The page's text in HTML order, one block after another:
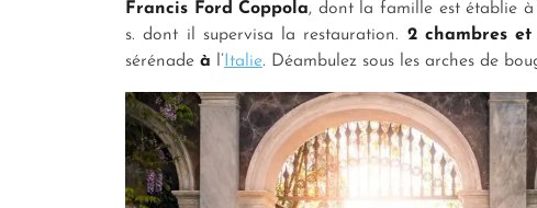
Francis Ford Coppola, dont la famille est établie à
s. dont il supervisa la restauration. 2 chambres et
sérénade à l’ Italie. Déambulez sous les arches de